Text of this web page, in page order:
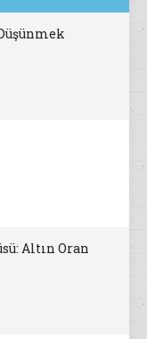
Altın Oran